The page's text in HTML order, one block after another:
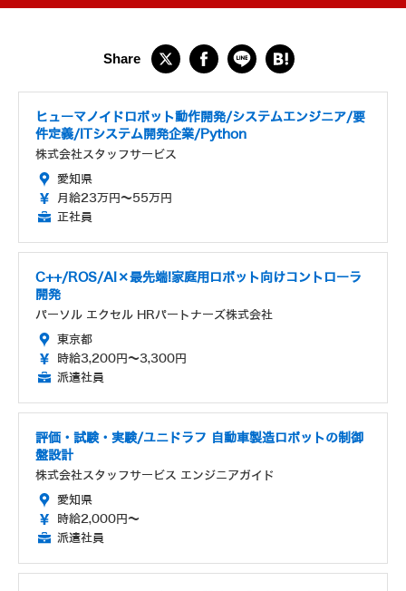
ヒューマノイドロボット動作開発/システムエンジニア/要
件定義/ITシステム開発企業/Python
株式会社スタッフサービス
愛知県
月給23万円～55万円
正社員
C++/ROS/AI×最先端!家庭用ロボット向けコントローラ
開発
パーソル エクセル HRパートナーズ株式会社
東京都
時給3,200円～3,300円
派遣社員
評価・試験・実験/ユニドラフ 自動車製造ロボットの制御
盤設計
株式会社スタッフサービス エンジニアガイド
愛知県
時給2,000円～
派遣社員